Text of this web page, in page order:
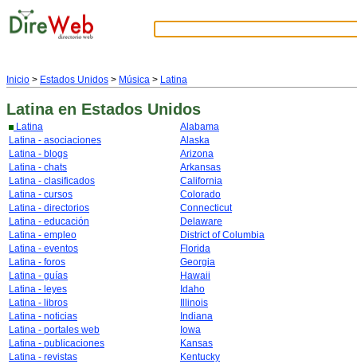
Inicio > Estados Unidos > Música > Latina
Latina en Estados Unidos
Latina
Latina - asociaciones
Latina - blogs
Latina - chats
Latina - clasificados
Latina - cursos
Latina - directorios
Latina - educación
Latina - empleo
Latina - eventos
Latina - foros
Latina - guías
Latina - leyes
Latina - libros
Latina - noticias
Latina - portales web
Latina - publicaciones
Latina - revistas
Alabama
Alaska
Arizona
Arkansas
California
Colorado
Connecticut
Delaware
District of Columbia
Florida
Georgia
Hawaii
Idaho
Illinois
Indiana
Iowa
Kansas
Kentucky